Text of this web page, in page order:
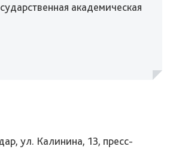
академическая
ул. Калинина, 13, пресс-